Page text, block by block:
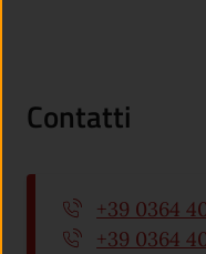
Contatti
+39 0364
+39 0364